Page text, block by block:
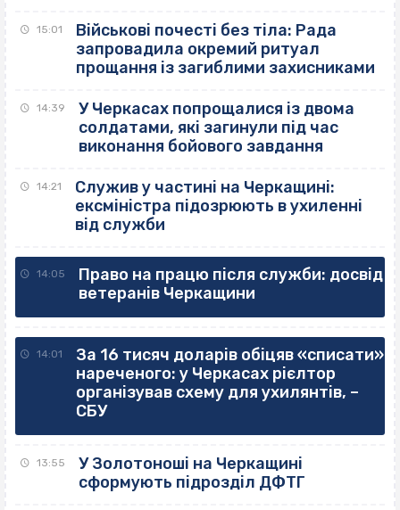
15:01
Військові почесті без тіла: Рада
запровадила окремий ритуал
прощання із загиблими захисниками
14:39
У Черкасах попрощалися із двома
солдатами, які загинули під час
виконання бойового завдання
14:21
Служив у частині на Черкащині:
ексміністра підозрюють в ухиленні
від служби
14:05
Право на працю після служби: досвід
ветеранів Черкащини
14:01
За 16 тисяч доларів обіцяв «списати»
нареченого: у Черкасах рієлтор
організував схему для ухилянтів, –
СБУ
13:55
У Золотоноші на Черкащині
сформують підрозділ ДФТГ